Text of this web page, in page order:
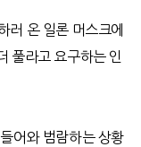
러 온 일론 머스크에
풀라고 요구하는 인
어와 범람하는 상황